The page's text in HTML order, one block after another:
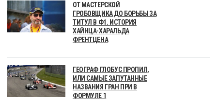
ОТ МАСТЕРСКОЙ
ГРОБОВЩИКА ДО БОРЬБЫ ЗА
ТИТУЛ В Ф1. ИСТОРИЯ
ХАЙНЦА-ХАРАЛЬДА
ФРЕНТЦЕНА
ГЕОГРАФ ГЛОБУС ПРОПИЛ,
ИЛИ САМЫЕ ЗАПУТАННЫЕ
НАЗВАНИЯ ГРАН ПРИ В
ФОРМУЛЕ 1